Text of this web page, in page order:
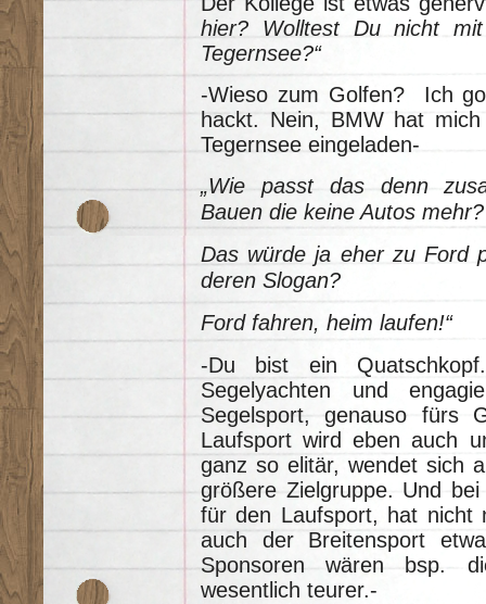
hier? Wolltest Du nicht
Tegernsee?“
-Wieso zum Golfen? Ich
hackt. Nein, BMW hat
Tegernsee eingeladen-
„Wie passt das denn
Bauen die keine Autos mehr?
Das würde ja eher zu Ford
deren Slogan?
Ford fahren, heim laufen!“
-Du bist ein
Segelyachten und
Segelsport, genauso fürs
Laufsport wird eben auch
ganz so elitär, wendet sich
größere Zielgruppe. Und
für den Laufsport, hat nicht
auch der Breitensport
Sponsoren wären bsp.
wesentlich teurer.-